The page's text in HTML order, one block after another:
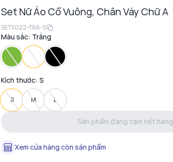
Set Nữ Áo Cổ Vuông, Chân Váy Chữ A
SET5022-TRA-S
Màu sắc: Trắng
Kích thước: S
S M L
Sản phẩm đang tạm hết hàng
Xem cửa hàng còn sản phẩm